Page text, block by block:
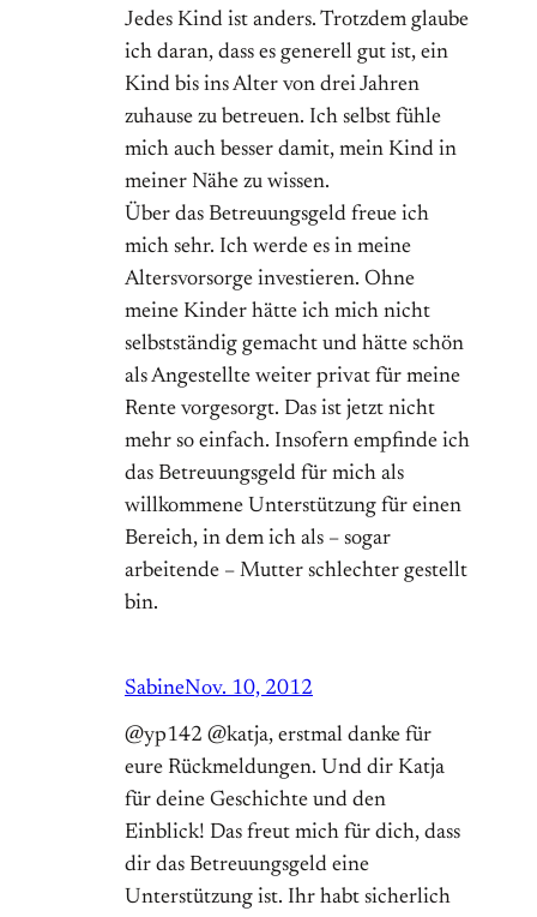
Jedes Kind ist anders. Trotzdem glaube
ich daran, dass es generell gut ist, ein
Kind bis ins Alter von drei Jahren
zuhause zu betreuen. Ich selbst fühle
mich auch besser damit, mein Kind in
meiner Nähe zu wissen.
Über das Betreuungsgeld freue ich
mich sehr. Ich werde es in meine
Altersvorsorge investieren. Ohne
meine Kinder hätte ich mich nicht
selbstständig gemacht und hätte schön
als Angestellte weiter privat für meine
Rente vorgesorgt. Das ist jetzt nicht
mehr so einfach. Insofern empfinde ich
das Betreuungsgeld für mich als
willkommene Unterstützung für einen
Bereich, in dem ich als – sogar
arbeitende – Mutter schlechter gestellt
bin.
SabineNov. 10, 2012
@yp142 @katja, erstmal danke für
eure Rückmeldungen. Und dir Katja
für deine Geschichte und den
Einblick! Das freut mich für dich, dass
dir das Betreuungsgeld eine
Unterstützung ist. Ihr habt sicherlich